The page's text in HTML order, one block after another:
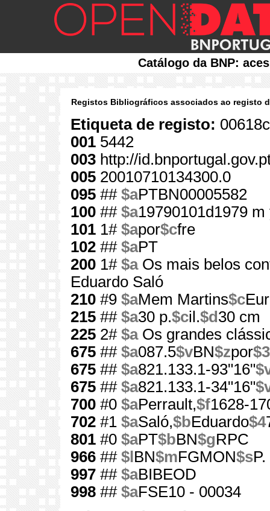
Catálogo da BNP:
Registos Bibliográficos associados ao registo
Etiqueta de registo:
001 5442
003 http://
005 20010710134300.0
095 ## $aPTBN00005582
100 ## $a19790101d1979
101 1# $apor$cfre
102 ## $aPT
200 1# $aOs mais belos
Eduardo Saló
210 #9 $aMem Martins$c
215 ## $a30 p.$cil.$d 30 cm
225 2# $aOs grandes
675 ## $a087.5$vBN$zpor$3
675 ## $a821.133.1-93"16"
675 ## $a821.133.1-34"16"
700 #0 $aPerrault,$f1628-
702 #1 $aSaló,$bEduardo$4
801 #0 $aPT$bBN$gRPC
966 ## $l BN$mFGMON$s
997 ## $aBIBEOD
998 ## $aFSE10 - 00034